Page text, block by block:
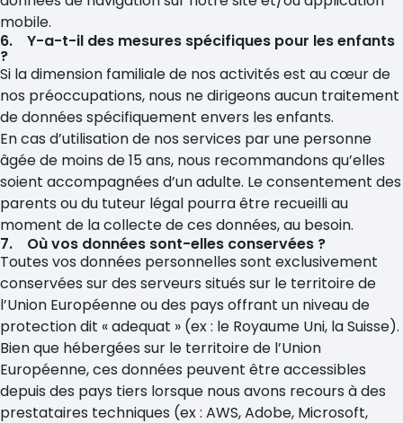
mobile.
6. Y-a-t-il des mesures spécifiques pour les enfants
?
Si la dimension familiale de nos activités est au cœur de
nos préoccupations, nous ne dirigeons aucun traitement
de données spécifiquement envers les enfants.
En cas d’utilisation de nos services par une personne
âgée de moins de 15 ans, nous recommandons qu’elles
soient accompagnées d’un adulte. Le consentement des
parents ou du tuteur légal pourra être recueilli au
moment de la collecte de ces données, au besoin.
7. Où vos données sont-elles conservées ?
Toutes vos données personnelles sont exclusivement
conservées sur des serveurs situés sur le territoire de
l’Union Européenne ou des pays offrant un niveau de
protection dit « adequat » (ex : le Royaume Uni, la Suisse).
Bien que hébergées sur le territoire de l’Union
Européenne, ces données peuvent être accessibles
depuis des pays tiers lorsque nous avons recours à des
prestataires techniques (ex : AWS, Adobe, Microsoft,